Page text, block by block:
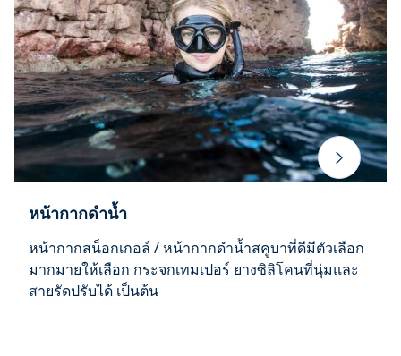
หน้ากากดำน้ำ
หน้ากากสน็อกเกอล์ / หน้ากากดำน้ำสคูบาที่ดีมีตัวเลือก
มากมายให้เลือก กระจกเทมเปอร์ ยางซิลิโคนที่นุ่มและ
สายรัดปรับได้ เป็นต้น